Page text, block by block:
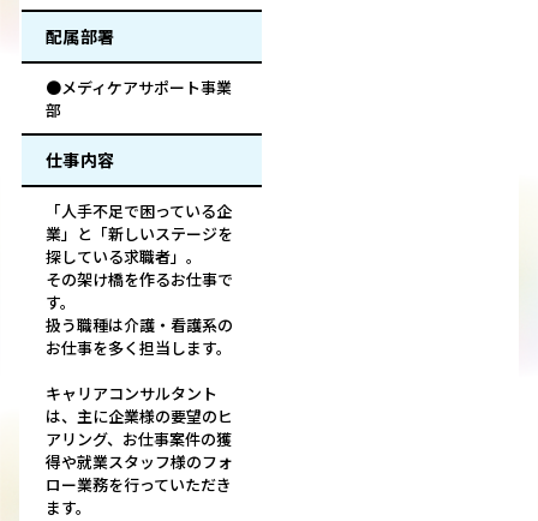
配属部署
●メディケアサポート事業
部
仕事内容
「人手不足で困っている企
業」と「新しいステージを
探している求職者」。
その架け橋を作るお仕事で
す。
扱う職種は介護・看護系の
お仕事を多く担当します。
キャリアコンサルタント
は、主に企業様の要望のヒ
アリング、お仕事案件の獲
得や就業スタッフ様のフォ
ロー業務を行っていただき
ます。